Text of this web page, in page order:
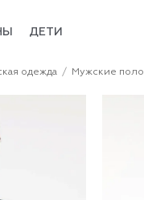
ДЕТИ
одежда Мужские поло